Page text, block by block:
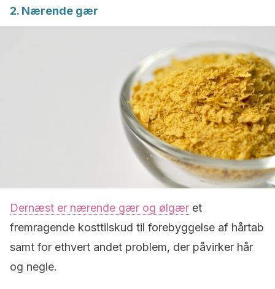
2. Nærende gær
Dernæst er nærende gær og ølgær et
fremragende kosttilskud til forebyggelse af hårtab
samt for ethvert andet problem, der påvirker hår
og negle.